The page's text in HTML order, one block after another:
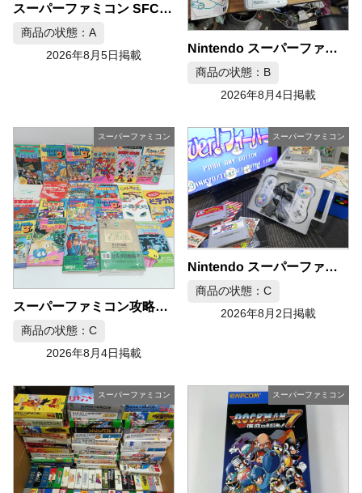
スーパーファミコン SFC ソフト 永遠のフィレーナ
商品の状態：A
2026年8月5日掲載
Nintendo スーパーファミコン HVC-002 本体 ソフト コントローラー セット
商品の状態：B
2026年8月4日掲載
スーパーファミコン
スーパーファミコン攻略本まとめ売り 21点セット
商品の状態：C
2026年8月4日掲載
スーパーファミコン
Nintendo スーパーファミコン SHVC-001 本体 ゲームソフト セット
商品の状態：C
2026年8月2日掲載
スーパーファミコン スーパーファミコン